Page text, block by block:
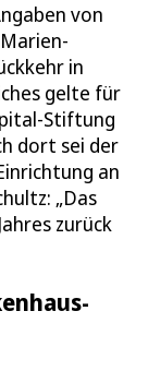
von
in
gelte für
Stiftung
dort sei der
an
„Das
zurück